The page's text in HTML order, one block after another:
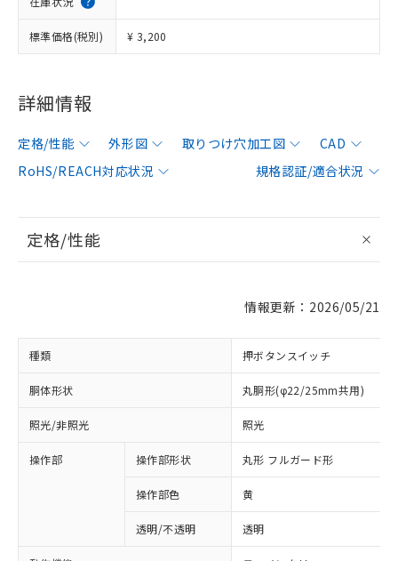
標準価格(税別) ¥ 3,200
詳細情報
定格/性能 外形図 取りつけ穴加工図
CAD
RoHS/REACH対応状況
規格認証/適合状況
定格/性能
情報更新：2026/05/21
種類 押ボタンスイッチ
胴体形状 丸胴形(φ22/25mm共用)
照光/非照光 照光
操作部 操作部形状 丸形 フルガード形
操作部色 黄
透明/不透明 透明